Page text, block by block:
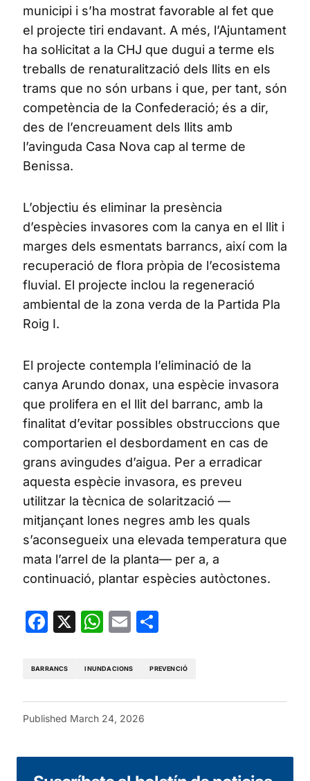
municipi i s’ha mostrat favorable al fet que
el projecte tiri endavant. A més, l’Ajuntament
ha sol·licitat a la CHJ que dugui a terme els
treballs de renaturalització dels llits en els
trams que no són urbans i que, per tant, són
competència de la Confederació; és a dir,
des de l’encreuament dels llits amb
l’avinguda Casa Nova cap al terme de
Benissa.
L’objectiu és eliminar la presència
d’espècies invasores com la canya en el llit i
marges dels esmentats barrancs, així com la
recuperació de flora pròpia de l’ecosistema
fluvial. El projecte inclou la regeneració
ambiental de la zona verda de la Partida Pla
Roig I.
El projecte contempla l’eliminació de la
canya Arundo donax, una espècie invasora
que prolifera en el llit del barranc, amb la
finalitat d’evitar possibles obstruccions que
comportarien el desbordament en cas de
grans avingudes d’aigua. Per a erradicar
aquesta espècie invasora, es preveu
utilitzar la tècnica de solarització —
mitjançant lones negres amb les quals
s’aconsegueix una elevada temperatura que
mata l’arrel de la planta— per a, a
continuació, plantar espècies autòctones.
Facebook
X WhatsApp
Email
BARRANCS INUNDACIONS PREVENCIÓ
Published March 24, 2026